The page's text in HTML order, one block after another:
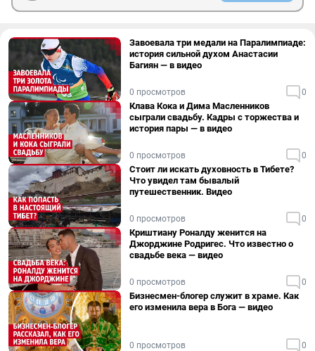
Завоевала три медали на Паралимпиаде:
история сильной духом Анастасии
Багиян — в видео
0 просмотров 0
Клава Кока и Дима Масленников
сыграли свадьбу. Кадры с торжества и
история пары — в видео
0 просмотров 0
Стоит ли искать духовность в Тибете?
Что увидел там бывалый
путешественник. Видео
0 просмотров 0
Криштиану Роналду женится на
Джорджине Родригес. Что известно о
свадьбе века — видео
0 просмотров 0
Бизнесмен-блогер служит в храме. Как
его изменила вера в Бога — видео
0 просмотров 0